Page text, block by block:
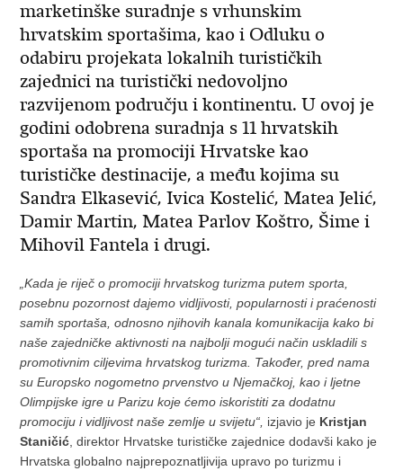
marketinške suradnje s vrhunskim
hrvatskim sportašima, kao i Odluku o
odabiru projekata lokalnih turističkih
zajednici na turistički nedovoljno
razvijenom području i kontinentu. U ovoj je
godini odobrena suradnja s 11 hrvatskih
sportaša na promociji Hrvatske kao
turističke destinacije, a među kojima su
Sandra Elkasević, Ivica Kostelić, Matea Jelić,
Damir Martin, Matea Parlov Koštro, Šime i
Mihovil Fantela i drugi.
„Kada je riječ o promociji hrvatskog turizma putem sporta,
posebnu pozornost dajemo vidljivosti, popularnosti i praćenosti
samih sportaša, odnosno njihovih kanala komunikacija kako bi
naše zajedničke aktivnosti na najbolji mogući način uskladili s
promotivnim ciljevima hrvatskog turizma. Također, pred nama
su Europsko nogometno prvenstvo u Njemačkoj, kao i ljetne
Olimpijske igre u Parizu koje ćemo iskoristiti za dodatnu
promociju i vidljivost naše zemlje u svijetu“, izjavio je Kristjan
Staničić , direktor Hrvatske turističke zajednice dodavši kako je
Hrvatska globalno najprepoznatljivija upravo po turizmu i